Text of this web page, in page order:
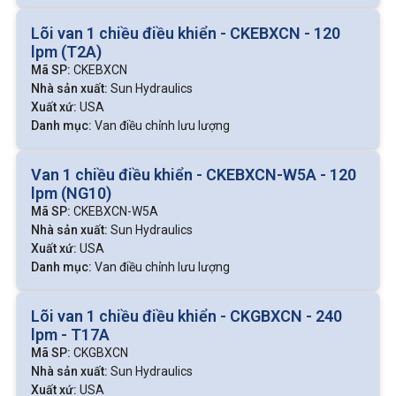
giữ ổn định tốc độ làm việc, giúp hệ thống vận hành êm,
chính xác và tiết kiệm năng lượng.
Cấu tạo
Van điều chỉnh lưu lượng thường có cấu tạo khá đơn giản,
bao gồm:
Thân van: Gia công chính xác bằng thép hoặc gang, có
các cửa dẫn dầu.
Nón điều tiết: Tạo tiết diện thay đổi cho dòng chảy.
Lò xo và vít chỉnh: Dùng để điều chỉnh kích thước khe
hở, từ đó thay đổi lưu lượng.
đầu vào thay đổi.
Một số dòng cao cấp còn có bù áp, giúp duy trì lưu lượng
ổn định dù áp suất thay đổi, rất quan trọng trong các hệ
Lõi van 1 chiều điều khiển - CKEBXCN - 120
lpm (T2A)
Mã SP: CKEBXCN
Nhà sản xuất: Sun Hydraulics
Xuất xứ: USA
Danh mục: Van điều chỉnh lưu lượng
Van 1 chiều điều khiển - CKEBXCN-W5A - 120
lpm (NG10)
Mã SP: CKEBXCN-W5A
Nhà sản xuất: Sun Hydraulics
Xuất xứ: USA
Danh mục: Van điều chỉnh lưu lượng
Lõi van 1 chiều điều khiển - CKGBXCN - 240
lpm - T17A
Mã SP: CKGBXCN
Nhà sản xuất: Sun Hydraulics
Xuất xứ: USA